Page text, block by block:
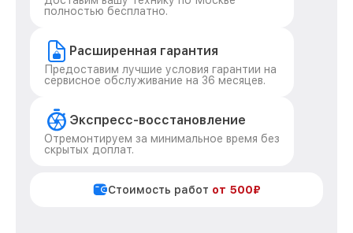
полностью бесплатно.
Расширенная гарантия
Предоставим лучшие условия гарантии на
сервисное обслуживание на 36 месяцев.
Экспресс-восстановление
Отремонтируем за минимальное время без
скрытых доплат.
Стоимость работ от 500₽